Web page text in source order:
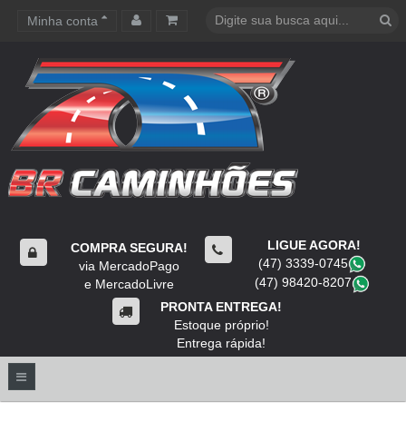
Minha conta
COMPRA SEGURA!
via MercadoPago
e MercadoLivre
LIGUE AGORA!
(47) 3339-0745
(47) 98420-8207
PRONTA ENTREGA!
Estoque próprio!
Entrega rápida!